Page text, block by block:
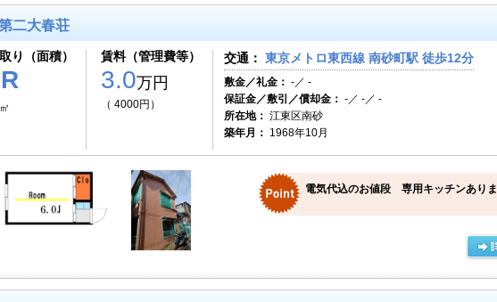
二大春荘
り（面積） 賃料（管理費等）
3.0万円
（ 4000円）
交通： 東京メトロ東西線 南砂町駅 徒歩12分
敷金／礼金： -／ -
保証金／敷引／償却金： -／ -／ -
所在地： 江東区南砂
築年月： 1968年10月
電気代込のお値段 専用キッチンありま